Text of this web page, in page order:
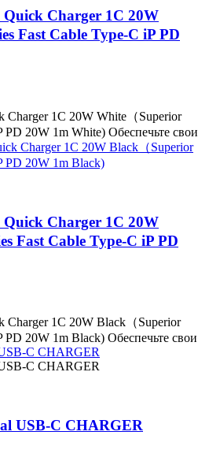
Quick Charger 1C 20W
Fast Cable Type-C iP PD
Charger 1C 20W White（Superior
PD 20W 1m White) Обеспечьте свои
Quick Charger 1C 20W
Fast Cable Type-C iP PD
Charger 1C 20W Black（Superior
PD 20W 1m Black) Обеспечьте свои
USB-C CHARGER